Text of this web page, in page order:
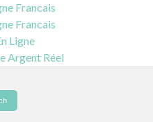
Francais
Francais
Ligne
Argent Réel